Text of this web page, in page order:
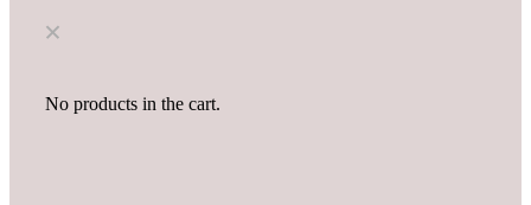
No products in the cart.